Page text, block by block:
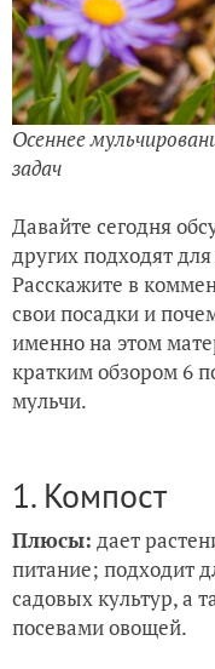
Осеннее
задач
Давайте сегодня
других подходят
Расскажите в
свои посадки и
именно на этом
кратким обзором 6
мульчи.
1. Компост
Плюсы: дает
питание; подходит
садовых культур, а
посевами овощей.